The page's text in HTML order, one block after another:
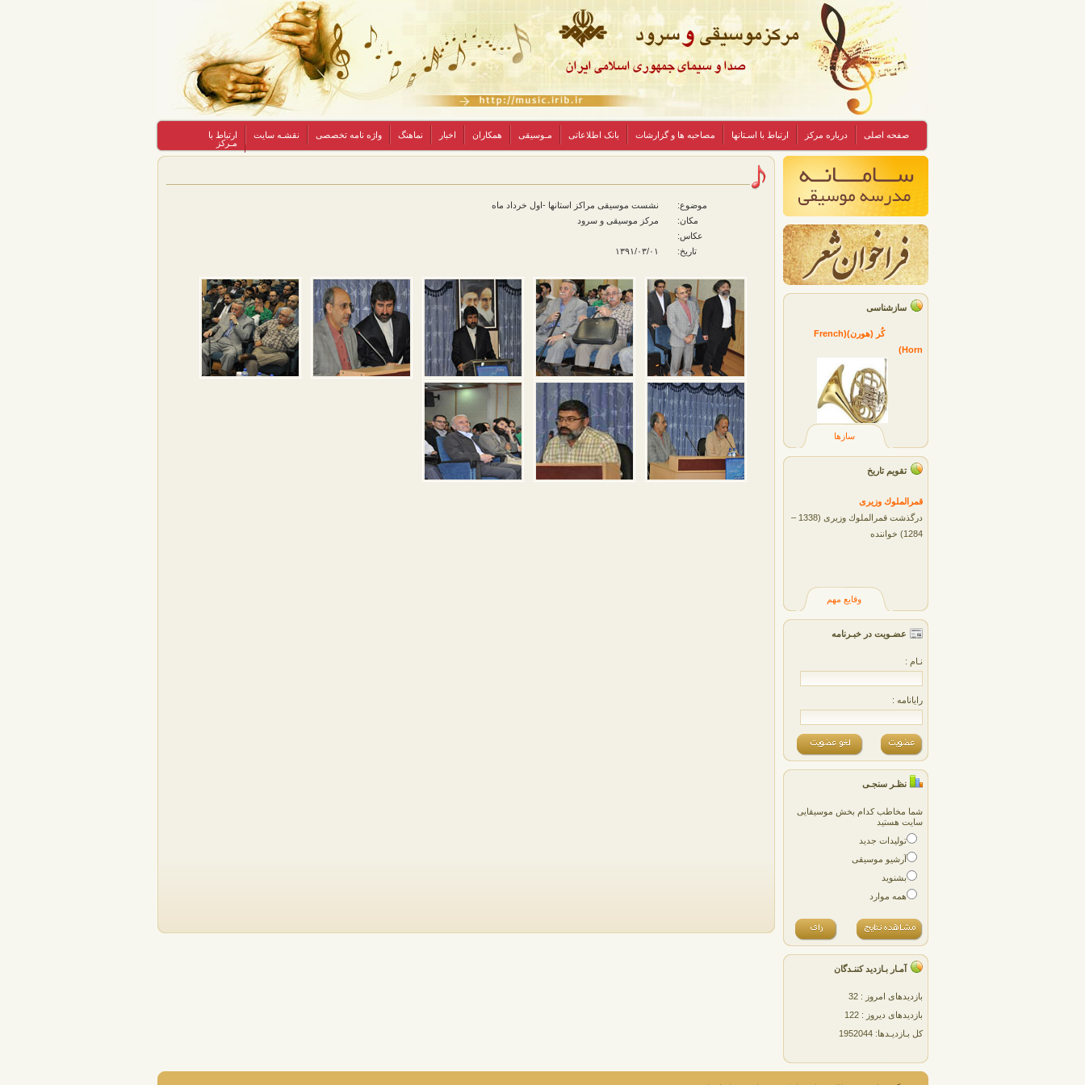
صفحه اصلی درباره مرکز ارتباط با اسـتانها مصاحبه ها و گزارشات بانک اطلاعاتی مـوسیقی همکاران اخبار نماهنگ واژه نامه تخصصی نقشـه سایت
ارتباط با
مـرکز
سازشناسی
کُر (هورن)(French
Horn)
سازها
تقویم تاریخ
قمرالملوك وزيری
درگذشت قمرالملوك وزیری (1338 –
1284) خواننده
وقایع مهم
عضـویت در خبـرنامه
نـام :
رایانامه :
نظـر سنجـی
شما مخاطب کدام بخش موسیقایی
سایت هستید
تولیدات جدید
آرشیو موسیقی
بشنوید
همه موارد
آمـار بـازدید کننـدگان
بازدیدهای امروز : 32
بازدیدهای دیروز : 122
کل بـازدیـدها: 1952044
موضوع:
نشست موسیقی مراکز استانها -اول خرداد ماه
مکان:
مرکز موسیقی و سرود
عکاس:
تاریخ:
۱۳۹۱/۰۳/۰۱